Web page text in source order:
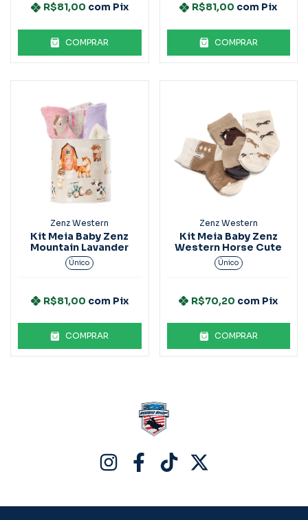
R$81,00 com Pix
COMPRAR
R$81,00 com Pix
COMPRAR
Zenz Western
Kit Meia Baby Zenz
Mountain Lavander
Único
R$81,00 com Pix
COMPRAR
Zenz Western
Kit Meia Baby Zenz
Western Horse Cute
Único
R$70,20 com Pix
COMPRAR